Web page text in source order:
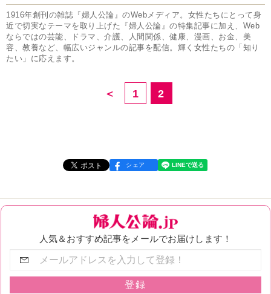
1916年創刊の雑誌『婦人公論』のWebメディア。女性たちにとって身
近で切実なテーマを取り上げた『婦人公論』の特集記事に加え、Web
ならではの芸能、ドラマ、介護、人間関係、健康、漫画、お金、美
容、教養など、幅広いジャンルの記事を配信。輝く女性たちの「知り
たい」に応えます。
＜ 1 2
シェア